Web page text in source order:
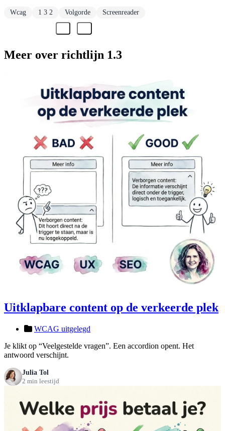
Wcag 1 3 2 Volgorde Screenreader
Meer over richtlijn 1.3
Uitklapbare content op de verkeerde plek
WCAG uitgelegd
Je klikt op “Veelgestelde vragen”. Een accordion opent. Het
antwoord verschijnt.
Julia Tol
2 min leestijd